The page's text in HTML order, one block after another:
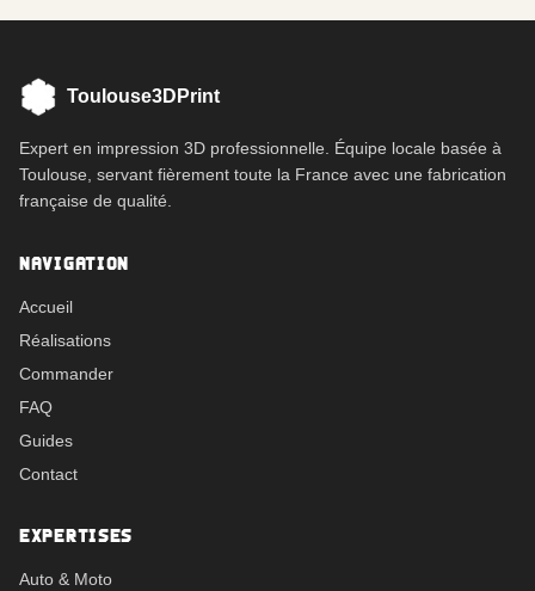
Toulouse3DPrint
Expert en impression 3D professionnelle. Équipe locale basée à
Toulouse, servant fièrement toute la France avec une fabrication
française de qualité.
NAVIGATION
Accueil
Réalisations
Commander
FAQ
Guides
Contact
EXPERTISES
Auto & Moto